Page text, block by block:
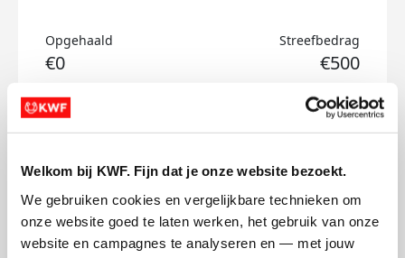
Welkom bij KWF. Fijn dat je onze website bezoekt.
We gebruiken cookies en vergelijkbare technieken om
onze website goed te laten werken, het gebruik van onze
website en campagnes te analyseren en — met jouw
Opgehaald
€0
Streefbedrag
€500
Doneer
Pieter's badges